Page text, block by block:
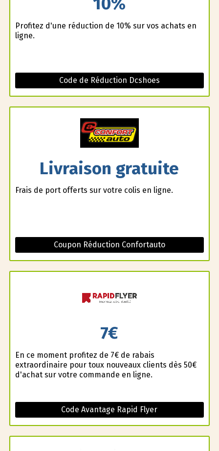
Profitez d'une réduction de 10% sur vos achats en
ligne.
Code de Réduction Dcshoes
Livraison gratuite
Frais de port offerts sur votre colis en ligne.
Coupon Réduction Confortauto
7€
En ce moment profitez de 7€ de rabais
extraordinaire pour toux nouveaux clients dès 50€
d'achat sur votre commande en ligne.
Code Avantage Rapid Flyer